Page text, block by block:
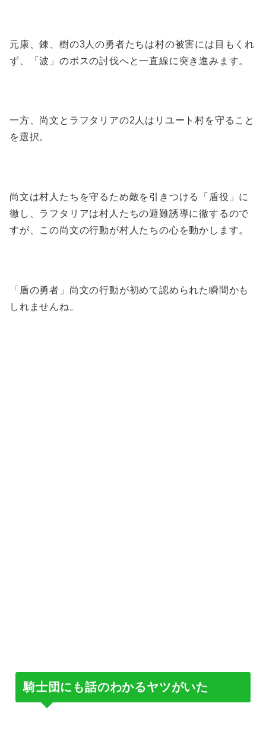
元康、錬、樹の3人の勇者たちは村の被害には目もくれ
ず、「波」のボスの討伐へと一直線に突き進みます。
一方、尚文とラフタリアの2人はリユート村を守ること
を選択。
尚文は村人たちを守るため敵を引きつける「盾役」に
徹し、ラフタリアは村人たちの避難誘導に徹するので
すが、この尚文の行動が村人たちの心を動かします。
「盾の勇者」尚文の行動が初めて認められた瞬間かも
しれませんね。
騎士団にも話のわかるヤツがいた